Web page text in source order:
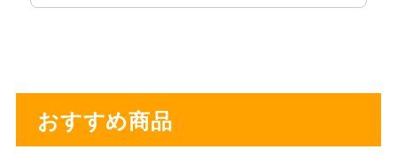
おすすめ商品